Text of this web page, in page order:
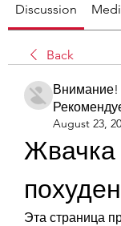
Discussion
Back
August 23,
Жвачка
Эта страница